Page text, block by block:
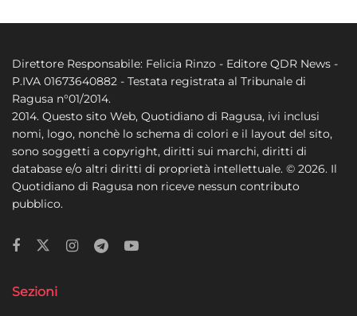
Direttore Responsabile: Felicia Rinzo - Editore QDR News -
P.IVA 01673640882 - Testata registrata al Tribunale di
Ragusa n°01/2014.
2014. Questo sito Web, Quotidiano di Ragusa, ivi inclusi
nomi, logo, nonchè lo schema di colori e il layout del sito,
sono soggetti a copyright, diritti sui marchi, diritti di
database e/o altri diritti di proprietà intellettuale. © 2026. Il
Quotidiano di Ragusa non riceve nessun contributo
pubblico.
Sezioni